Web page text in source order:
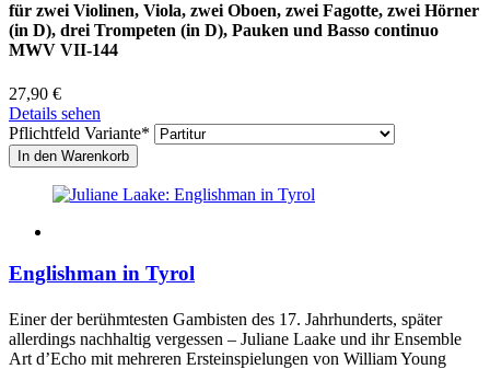
für zwei Violinen, Viola, zwei Oboen, zwei Fagotte, zwei Hörner
(in D), drei Trompeten (in D), Pauken und Basso continuo
MWV VII-144
27,90 €
Details sehen
Pflichtfeld Variante*
Englishman in Tyrol
Einer der berühmtesten Gambisten des 17. Jahrhunderts, später
allerdings nachhaltig vergessen – Juliane Laake und ihr Ensemble
Art d’Echo mit mehreren Ersteinspielungen von William Young